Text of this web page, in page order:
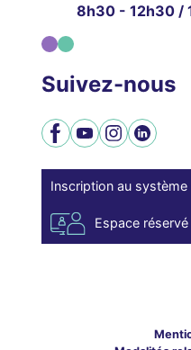
8h30 - 12h30 /
Suivez-nous
Facebook
YouTubeInstagram
LinkedIn
Inscription au système
Espace réservé